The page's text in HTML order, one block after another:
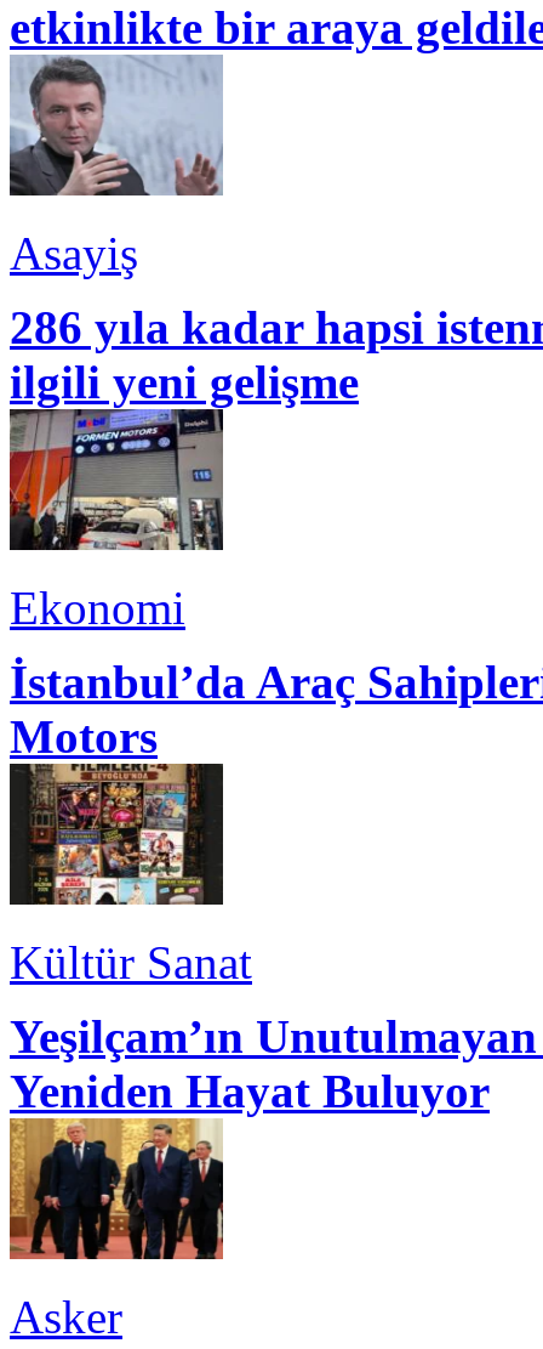
etkinlikte bir araya
Asayiş
286 yıla kadar hapsi
ilgili yeni gelişme
Ekonomi
İstanbul’da Araç
Motors
Kültür Sanat
Yeşilçam’ın
Yeniden Hayat Buluyor
Asker